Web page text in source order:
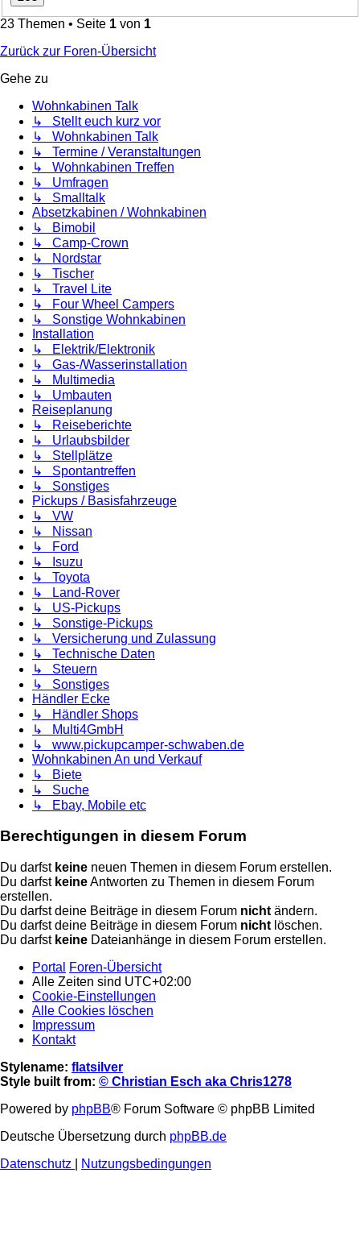
23 Themen • Seite 1 von 1
Zurück zur Foren-Übersicht
Gehe zu
Wohnkabinen Talk
↳ Stellt euch kurz vor
↳ Wohnkabinen Talk
↳ Termine / Veranstaltungen
↳ Wohnkabinen Treffen
↳ Umfragen
↳ Smalltalk
Absetzkabinen / Wohnkabinen
↳ Bimobil
↳ Camp-Crown
↳ Nordstar
↳ Tischer
↳ Travel Lite
↳ Four Wheel Campers
↳ Sonstige Wohnkabinen
Installation
↳ Elektrik/Elektronik
↳ Gas-/Wasserinstallation
↳ Multimedia
↳ Umbauten
Reiseplanung
↳ Reiseberichte
↳ Urlaubsbilder
↳ Stellplätze
↳ Spontantreffen
↳ Sonstiges
Pickups / Basisfahrzeuge
↳ VW
↳ Nissan
↳ Ford
↳ Isuzu
↳ Toyota
↳ Land-Rover
↳ US-Pickups
↳ Sonstige-Pickups
↳ Versicherung und Zulassung
↳ Technische Daten
↳ Steuern
↳ Sonstiges
Händler Ecke
↳ Händler Shops
↳ Multi4GmbH
↳ www.pickupcamper-schwaben.de
Wohnkabinen An und Verkauf
↳ Biete
↳ Suche
↳ Ebay, Mobile etc
Berechtigungen in diesem Forum
Du darfst keine neuen Themen in diesem Forum erstellen.
Du darfst keineAntworten zu Themen in diesem Forum
erstellen.
Du darfst deine Beiträge in diesem Forum nicht ändern.
Du darfst deine Beiträge in diesem Forum nicht löschen.
Du darfst keine Dateianhänge in diesem Forum erstellen.
Portal
Foren-Übersicht
Alle Zeiten sind UTC+02:00
Cookie-Einstellungen
Alle Cookies löschen
Impressum
Kontakt
Stylename: flatsilver
Style built from: © Christian Esch aka Chris1278
Powered by phpBB® Forum Software © phpBB Limited
Deutsche Übersetzung durch phpBB.de
Datenschutz
Nutzungsbedingungen